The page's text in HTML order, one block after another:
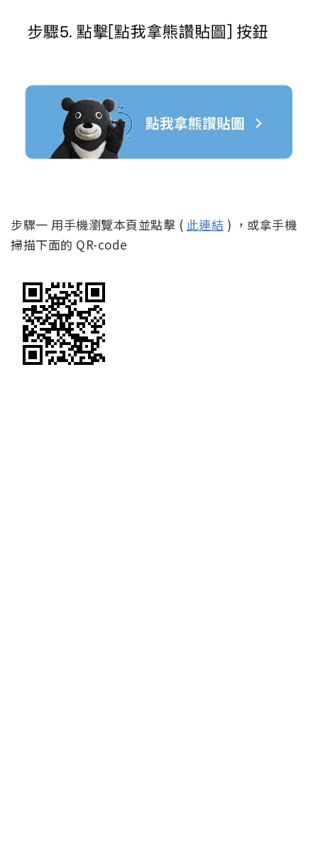
步驟一 用手機瀏覽本頁並點擊 ( 此連結 ) ，或拿手機
掃描下面的 QR-code